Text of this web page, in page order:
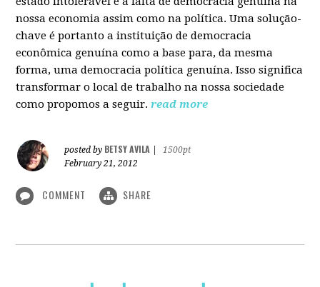
nossa economia assim como na política. Uma solução-
chave é portanto a instituição de democracia
econômica genuína como a base para, da mesma
forma, uma democracia política genuína. Isso significa
transformar o local de trabalho na nossa sociedade
como propomos a seguir. read more
posted by BETSY AVILA
1500pt
February 21, 2012
COMMENT SHARE